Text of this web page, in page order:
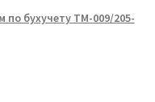
бухучету ТМ-009/205-